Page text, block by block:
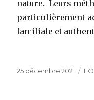
nature. Leurs
particulièrement
familiale et
Publié
25 décembre 2021